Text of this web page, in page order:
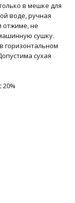
в мешке для
воде, ручная
отжиме, не
сушку.
горизонтальном
сухая
20%